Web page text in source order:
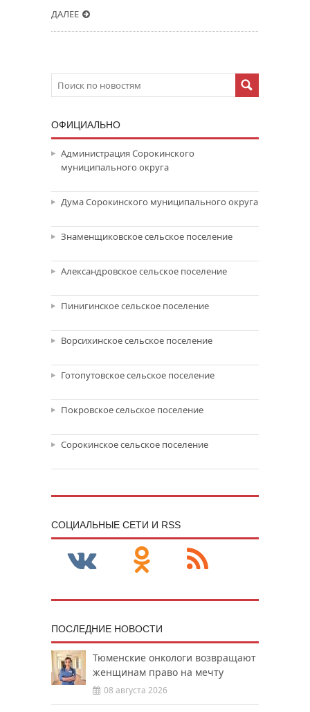
ДАЛЕЕ
ОФИЦИАЛЬНО
Администрация Сорокинского
муниципального округа
Дума Сорокинского муниципального округа
Знаменщиковское сельское поселение
Александровское сельское поселение
Пинигинское сельское поселение
Ворсихинское сельское поселение
Готопутовское сельское поселение
Покровское сельское поселение
Сорокинское сельское поселение
CОЦИАЛЬНЫЕ СЕТИ И RSS
ПОСЛЕДНИЕ НОВОСТИ
Тюменские онкологи возвращают
женщинам право на мечту
08 августа 2026